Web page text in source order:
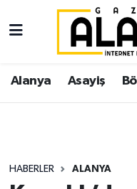
Alanya Asayiş
HABERLER ALANYA
Alanya
Asayiş
Siyaset
İstanbul
İstanbul Hava
Süper Lig Puan